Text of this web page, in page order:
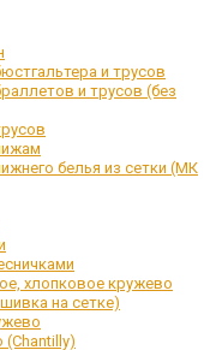
и трусов
и трусов (без
белья из сетки (МК
хлопковое кружево
на сетке)